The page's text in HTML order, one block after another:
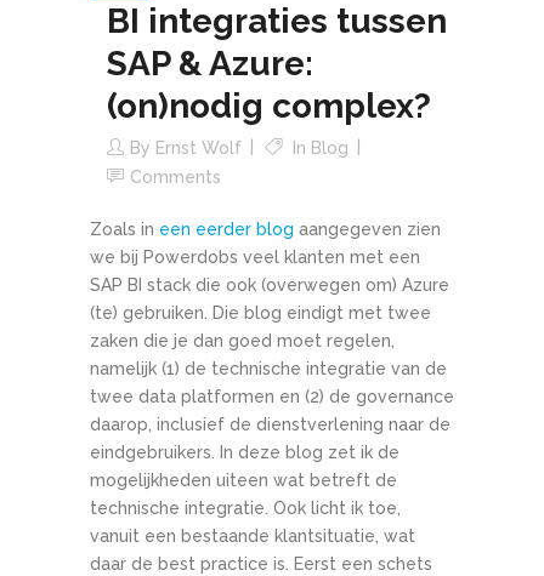
BI integraties tussen
SAP & Azure:
(on)nodig complex?
By Ernst Wolf In Blog
Comments
Zoals in een eerder blog aangegeven zien
we bij Powerdobs veel klanten met een
SAP BI stack die ook (overwegen om) Azure
(te) gebruiken. Die blog eindigt met twee
zaken die je dan goed moet regelen,
namelijk (1) de technische integratie van de
twee data platformen en (2) de governance
daarop, inclusief de dienstverlening naar de
eindgebruikers. In deze blog zet ik de
mogelijkheden uiteen wat betreft de
technische integratie. Ook licht ik toe,
vanuit een bestaande klantsituatie, wat
daar de best practice is. Eerst een schets